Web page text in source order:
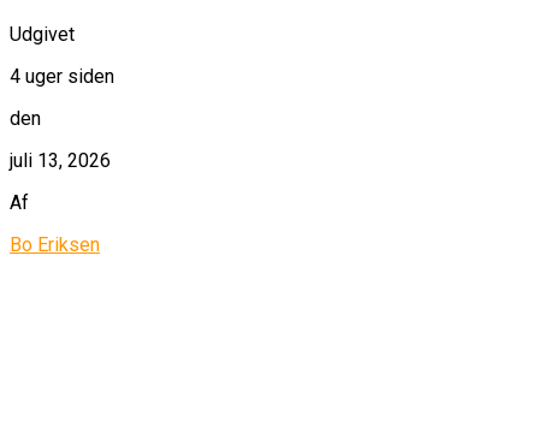
Udgivet
4 uger siden
den
juli 13, 2026
Af
Bo Eriksen